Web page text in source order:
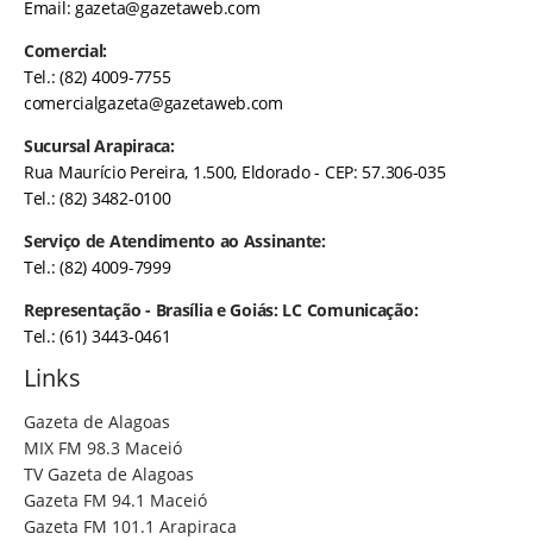
Email:gazeta@gazetaweb.com
Comercial:
Tel.: (82) 4009-7755
comercialgazeta@gazetaweb.com
Sucursal Arapiraca:
Rua Maurício Pereira, 1.500, Eldorado - CEP: 57.306-035
Tel.: (82) 3482-0100
Serviço de Atendimento ao Assinante:
Tel.: (82) 4009-7999
Representação - Brasília e Goiás: LC Comunicação:
Tel.: (61) 3443-0461
Links
Gazeta de Alagoas
MIX FM 98.3 Maceió
TV Gazeta de Alagoas
Gazeta FM 94.1 Maceió
Gazeta FM 101.1 Arapiraca